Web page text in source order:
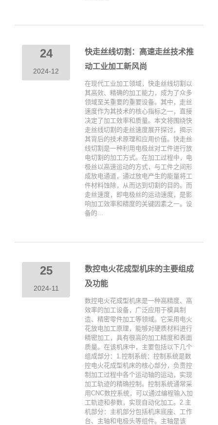
24
2024-12
快走丝线切割：高速走丝技术推
动工业加工新风尚
在现代工业加工领域，快走丝线切割以
其高效、精确的加工能力，成为了众多
领域至关重要的重要设备。其中，走丝
速度作为其技术的核心指标之一，直接
决定了加工效率和质量。本文将围绕快
走丝线切割的走丝速度展开探讨，揭示
其背后的技术原理和应用价值。快走丝
线切割是一种利用电极丝对工件进行放
电切割的加工方式。在加工过程中，电
极丝以高速运动的方式，与工件之间形
成放电通道，通过放电产生的能量将工
件材料蚀除，从而达到切割的目的。而
走丝速度，即电极丝的运动速度，是影
响加工效率和精度的关键因素之一。设
备的...
25
2024-11
数控电火花成型机床的主要组成
及功能
数控电火花成型机床是一种高精度、高
效率的加工设备，广泛应用于模具制
造、精密零件加工等领域。它采用电火
花放电加工原理，能够对硬质材料进行
精密加工，具有很高的加工精度和表面
质量。在该机床中，主要包括以下几个
组成部分：1.控制系统：控制系统是数
控电火花成型机床的核心部分，负责控
制加工过程中各个运动轴的运动，实现
加工轨迹的精确控制。控制系统通常采
用CNC数控系统，可以通过编程输入加
工轨迹和参数，实现自动化加工。2.主
机部分：主机部分包括机床底座、工作
台、主轴和电极头等组件。主轴是该